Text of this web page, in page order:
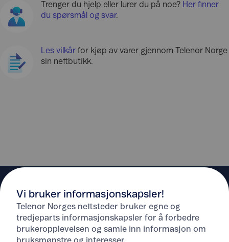
Trenger du hjelp eller lurer du på noe? Her finner
du spørsmål og svar.
Les vilkår for kjøp av varer gjennom Telenor Norge
sin nettbutikk.
Hjelp
Vi bruker informasjonskapsler!
Telenor Norges nettsteder bruker egne og
tredjeparts informasjonskapsler for å forbedre
brukeropplevelsen og samle inn informasjon om